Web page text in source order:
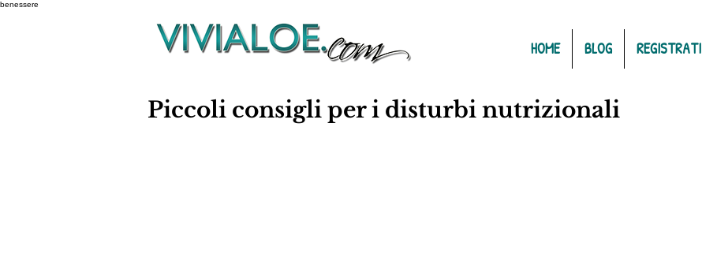
benessere
HOME BLOG REGISTRATI
Piccoli consigli per i disturbi nutrizionali